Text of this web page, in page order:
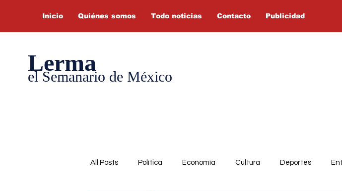
Inicio Quiénes somos Todo noticias Contacto Publicidad
Lerma
el Semanario de México
All Posts Política Economía Cultura Deportes